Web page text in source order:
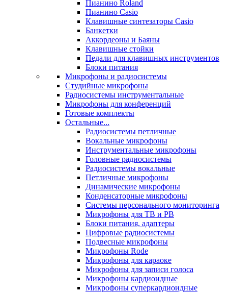
Пианино Roland
Пианино Casio
Клавишные синтезаторы Casio
Банкетки
Аккордеоны и Баяны
Клавишные стойки
Педали для клавишных инструментов
Блоки питания
Микрофоны и радиосистемы
Студийные микрофоны
Радиосистемы инструментальные
Микрофоны для конференций
Готовые комплекты
Остальные...
Радиосистемы петличные
Вокальные микрофоны
Инструментальные микрофоны
Головные радиосистемы
Радиосистемы вокальные
Петличные микрофоны
Динамические микрофоны
Конденсаторные микрофоны
Системы персонального мониторинга
Микрофоны для ТВ и РВ
Блоки питания, адаптеры
Цифровые радиосистемы
Подвесные микрофоны
Микрофоны Rode
Микрофоны для караоке
Микрофоны для записи голоса
Микрофоны кардиоидные
Микрофоны суперкардиоидные